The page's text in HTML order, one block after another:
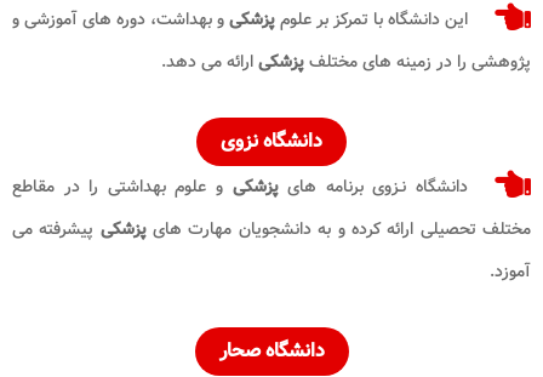
این دانشگاه با تمرکز بر علومپزشکیو بهداشت، دوره های آموزشی و
پژوهشی را در زمینه های مختلفپزشکیارائه می دهد.
دانشگاه نزوى
دانشگاه نـزوى برنامه هایپزشکی و علوم بهداشتی را در مقاطع
مختلف تحصیلی ارائه کرده و به دانشجویان مهارت هایپزشکی پیشرفته می
آموزد.
دانشگاه صحار